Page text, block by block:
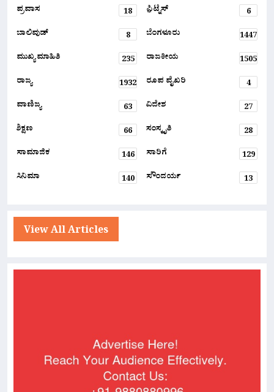
ಪ್ರವಾಸ
18 ಫ಼ಿಟ್ನೆಸ್
6
ಬಾಲಿವುಡ್
8 ಬೆಂಗಳೂರು
1447
ಮುಖ್ಯ ಮಾಹಿತಿ
235 ರಾಜಕೀಯ
1505
ರಾಜ್ಯ
1932 ರೂಪ ವೈಖರಿ
4
ವಾಣಿಜ್ಯ
63 ವಿದೇಶ
27
ಶಿಕ್ಷಣ
66 ಸಂಸ್ಕೃತಿ
28
ಸಾಮಾಜಿಕ
146 ಸಾರಿಗೆ
129
ಸಿನಿಮಾ
140 ಸೌಂದರ್ಯ 13
View All Articles